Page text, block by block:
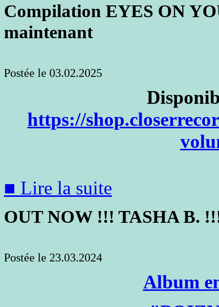
Compilation EYES ON
maintenant
Postée le 03.02.2025
https://
■ Lire la suite
OUT NOW !!! TASHA B.
Postée le 23.03.2024
Album